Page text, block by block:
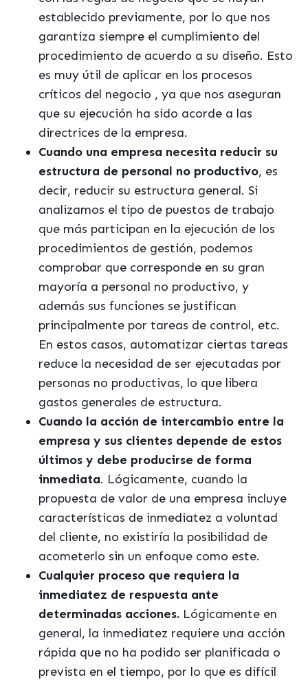
establecido previamente, por lo que nos
garantiza siempre el cumplimiento del
procedimiento de acuerdo a su diseño. Esto
es muy útil de aplicar en los procesos
críticos del negocio , ya que nos aseguran
que su ejecución ha sido acorde a las
directrices de la empresa.
Cuando una empresa necesita reducir su
estructura de personal no productivo, es
decir, reducir su estructura general. Si
analizamos el tipo de puestos de trabajo
que más participan en la ejecución de los
procedimientos de gestión, podemos
comprobar que corresponde en su gran
mayoría a personal no productivo, y
además sus funciones se justifican
principalmente por tareas de control, etc.
En estos casos, automatizar ciertas tareas
reduce la necesidad de ser ejecutadas por
personas no productivas, lo que libera
gastos generales de estructura.
Cuando la acción de intercambio entre la
empresa y sus clientes depende de estos
últimos y debe producirse de forma
inmediata. Lógicamente, cuando la
propuesta de valor de una empresa incluye
características de inmediatez a voluntad
del cliente, no existiría la posibilidad de
acometerlo sin un enfoque como este.
Cualquier proceso que requiera la
inmediatez de respuesta ante
determinadas acciones. Lógicamente en
general, la inmediatez requiere una acción
rápida que no ha podido ser planificada o
prevista en el tiempo, por lo que es difícil